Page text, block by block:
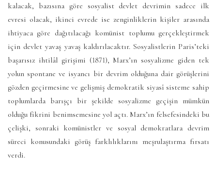
kalacak, bazısına göre sosyalist devlet devrimin sadece ilk
evresi olacak, ikinci evrede ise zenginliklerin kişiler arasında
ihtiyaca göre dağıtılacağı komünist toplumu gerçekleştirmek
için devlet yavaş yavaş kaldırılacaktır. Sosyalistlerin Paris’teki
başarısız ihtilâl girişimi (1871), Marx’ın sosyalizme giden tek
yolun spontane ve isyancı bir devrim olduğuna dair görüşlerini
gözden geçirmesine ve gelişmiş demokratik siyasî sisteme sahip
toplumlarda barışçı bir şekilde sosyalizme geçişin mümkün
olduğu fikrini benimsemesine yol açtı. Marx’ın felsefesindeki bu
çelişki, sonraki komünistler ve sosyal demokratlara devrim
süreci konusundaki görüş farklılıklarını meşrulaştırma fırsatı
verdi.